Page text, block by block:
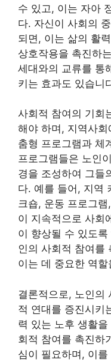
수 있고, 이는 자아
다. 자신이 사회의
되면, 이는 삶의 활
상호작용을 촉진하
세대와의 교류를 통
키는 효과도 있습니
사회적 참여의 기회
해야 하며, 지역사
춤형 프로그램과 체
프로그램들은 노인
경을 조성하여 그들
다. 예를 들어, 지역
크숍, 운동 프로그
이 지속적으로 사회
이 향상될 수 있도
인의 사회적 참여를
이는 데 중요한 역할
결론적으로, 노인의
적 연대를 증진시키
력 있는 노후 생활
회적 참여를 촉진하
심이 필요하며, 이